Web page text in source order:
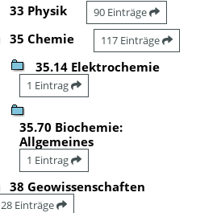
33 Physik 90 Einträge
35 Chemie 117 Einträge
35.14 Elektrochemie
1 Eintrag
35.70 Biochemie:
Allgemeines
1 Eintrag
38 Geowissenschaften
28 Einträge